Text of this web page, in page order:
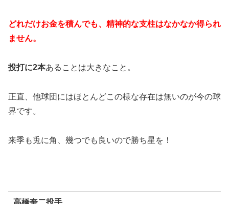
どれだけお金を積んでも、精神的な支柱はなかなか得られ
ません。
投打に2本あることは大きなこと。
正直、他球団にはほとんどこの様な存在は無いのが今の球
界です。
来季も兎に角、幾つでも良いので勝ち星を！
高橋奎二投手